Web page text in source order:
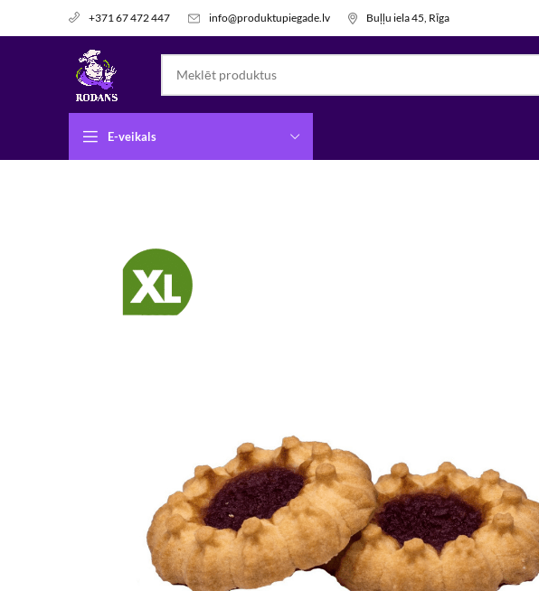
+371 67 472 447 info@produktupiegade.lv Buļļu iela 45, Rīga
E-veikals